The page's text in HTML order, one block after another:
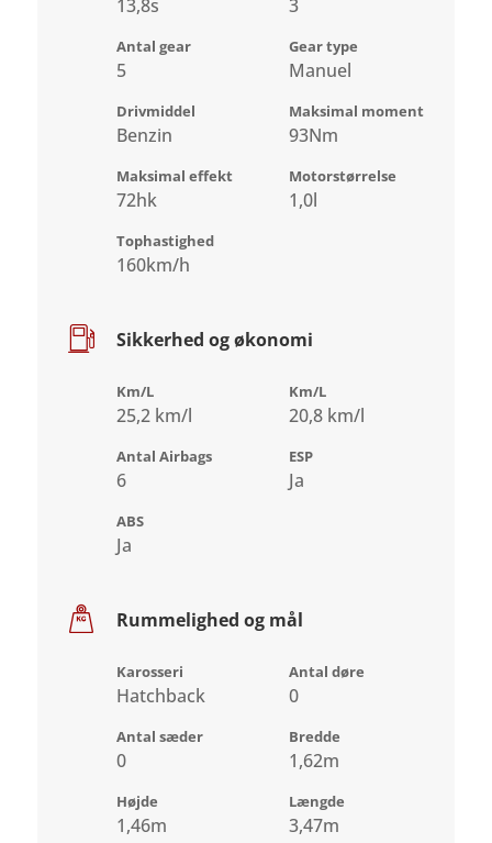
13,8s 3
Antal gear
5
Gear type
Manuel
Drivmiddel
Benzin
Maksimal moment
93Nm
Maksimal effekt
72hk
Motorstørrelse
1,0l
Tophastighed
160km/h
Sikkerhed og økonomi
Km/L
25,2 km/l
Km/L
20,8 km/l
Antal Airbags
6
ESP
Ja
ABS
Ja
Rummelighed og mål
Karosseri
Hatchback
Antal døre
0
Antal sæder
0
Bredde
1,62m
Højde
1,46m
Længde
3,47m